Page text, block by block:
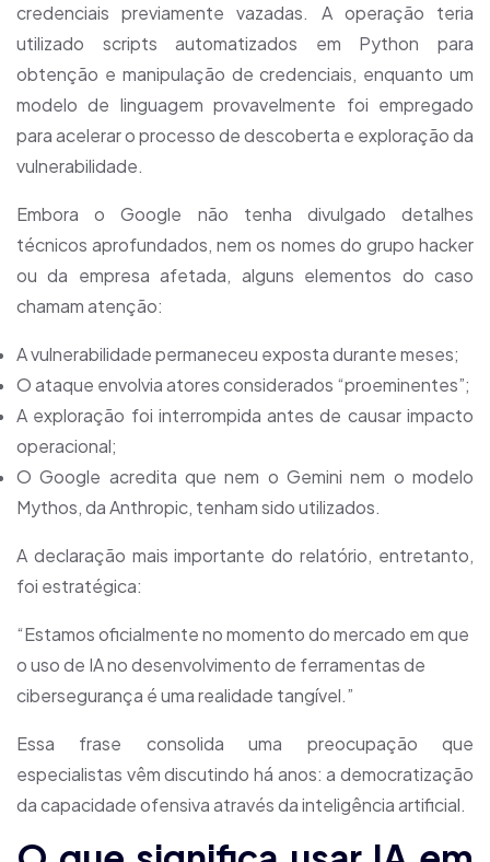
credenciais previamente vazadas. A operação teria
utilizado scripts automatizados em Python para
obtenção e manipulação de credenciais, enquanto um
modelo de linguagem provavelmente foi empregado
para acelerar o processo de descoberta e exploração da
vulnerabilidade.
Embora o Google não tenha divulgado detalhes
técnicos aprofundados, nem os nomes do grupo hacker
ou da empresa afetada, alguns elementos do caso
chamam atenção:
A vulnerabilidade permaneceu exposta durante meses;
O ataque envolvia atores considerados “proeminentes”;
A exploração foi interrompida antes de causar impacto
operacional;
O Google acredita que nem o Gemini nem o modelo
Mythos, da Anthropic, tenham sido utilizados.
A declaração mais importante do relatório, entretanto,
foi estratégica:
“Estamos oficialmente no momento do mercado em que
o uso de IA no desenvolvimento de ferramentas de
cibersegurança é uma realidade tangível.”
Essa frase consolida uma preocupação que
especialistas vêm discutindo há anos: a democratização
da capacidade ofensiva através da inteligência artificial.